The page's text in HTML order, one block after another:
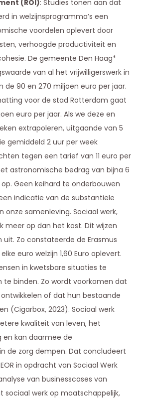
(ROI): Studies tonen aan dat
in welzijnsprogramma’s een
voordelen oplevert door
verhoogde productiviteit en
De gemeente Den Haag*
van al het vrijwilligerswerk in
de 90 en 270 miljoen euro per jaar.
voor de stad Rotterdam gaat
euro per jaar. Als we deze en
extrapoleren, uitgaande van 5
gemiddeld 2 uur per week
tegen een tarief van 11 euro per
astronomische bedrag van bijna 6
Geen keihard te onderbouwen
indicatie van de substantiële
onze samenleving. Sociaal werk,
meer op dan het kost. Dit wijzen
uit. Zo constateerde de Erasmus
euro welzijn 1,60 Euro oplevert.
in kwetsbare situaties te
te binden. Zo wordt voorkomen dat
of dat hun bestaande
(Cigarbox, 2023). Sociaal werk
kwaliteit van leven, het
en kan daarmee de
de zorg dempen. Dat concludeert
in opdracht van Sociaal Werk
van businesscases van
sociaal werk op maatschappelijk,